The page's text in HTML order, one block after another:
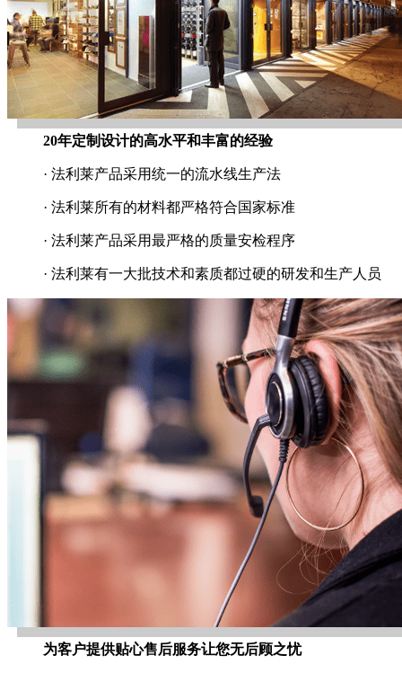
20年定制设计的高水平和丰富的经验
· 法利莱产品采用统一的流水线生产法
· 法利莱所有的材料都严格符合国家标准
· 法利莱产品采用最严格的质量安检程序
· 法利莱有一大批技术和素质都过硬的研发和生产人员
为客户提供贴心售后服务让您无后顾之忧